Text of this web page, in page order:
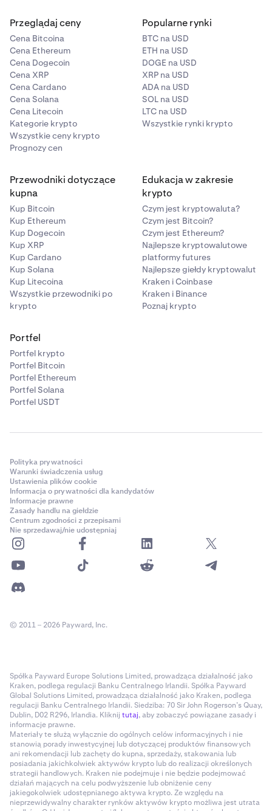
Przeglądaj ceny
Cena Bitcoina
Cena Ethereum
Cena Dogecoin
Cena XRP
Cena Cardano
Cena Solana
Cena Litecoin
Kategorie krypto
Wszystkie ceny krypto
Prognozy cen
Popularne rynki
BTC na USD
ETH na USD
DOGE na USD
XRP na USD
ADA na USD
SOL na USD
LTC na USD
Wszystkie rynki krypto
Przewodniki dotyczące
kupna
Kup Bitcoin
Kup Ethereum
Kup Dogecoin
Kup XRP
Kup Cardano
Kup Solana
Kup Litecoina
Wszystkie przewodniki po
krypto
Edukacja w zakresie
krypto
Czym jest kryptowaluta?
Czym jest Bitcoin?
Czym jest Ethereum?
Najlepsze kryptowalutowe
platformy futures
Najlepsze giełdy kryptowalut
Kraken i Coinbase
Kraken i Binance
Poznaj krypto
Portfel
Portfel krypto
Portfel Bitcoin
Portfel Ethereum
Portfel Solana
Portfel USDT
Polityka prywatności
Warunki świadczenia usług
Ustawienia plików cookie
Informacja o prywatności dla kandydatów
Informacje prawne
Zasady handlu na giełdzie
Centrum zgodności z przepisami
Nie sprzedawaj/nie udostępniaj
© 2011 – 2026 Payward, Inc.
Spółka Payward Europe Solutions Limited, prowadząca działalność jako
Kraken, podlega regulacji Banku Centralnego Irlandii. Spółka Payward
Global Solutions Limited, prowadząca działalność jako Kraken, podlega
regulacji Banku Centralnego Irlandii. Siedziba: 70 Sir John Rogerson’s Quay,
Dublin, D02 R296, Irlandia. Kliknij tutaj, aby zobaczyć powiązane zasady i
informacje prawne.
Materiały te służą wyłącznie do ogólnych celów informacyjnych i nie
stanowią porady inwestycyjnej lub dotyczącej produktów finansowych
ani rekomendacji lub zachęty do kupna, sprzedaży, stakowania lub
posiadania jakichkolwiek aktywów krypto lub do realizacji określonych
strategii handlowych. Kraken nie podejmuje i nie będzie podejmować
działań mających na celu podwyższenie lub obniżenie ceny
jakiegokolwiek udostępnianego aktywa krypto. Ze względu na
nieprzewidywalny charakter rynków aktywów krypto możliwa jest utrata